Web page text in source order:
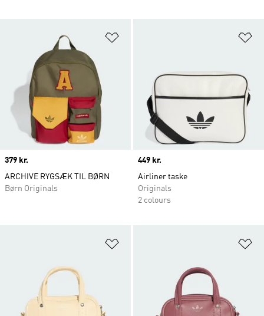
Price
379 kr.
ARCHIVE RYGSÆK TIL BØRN
Børn Originals
Price
449 kr.
Airliner taske
Originals
2 colours